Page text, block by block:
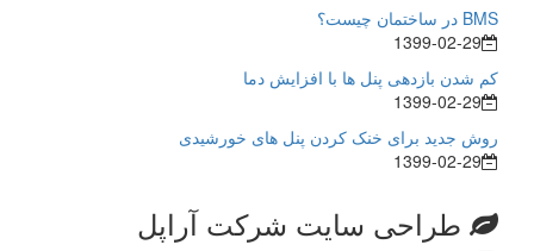
BMS در ساختمان چیست؟
1399-02-29
کم شدن بازدهی پنل ها با افزایش دما
1399-02-29
روش جدید برای خنک کردن پنل های خورشیدی
1399-02-29
طراحی سایت شرکت آراپل